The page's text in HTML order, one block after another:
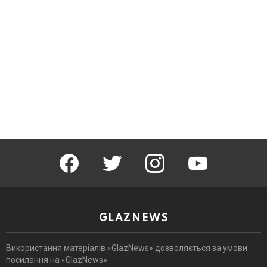
facebook twitter instagram
GLAZNEWS
Використання матеріалів «GlazNews» дозволяється за умови
посилання на «GlazNews».